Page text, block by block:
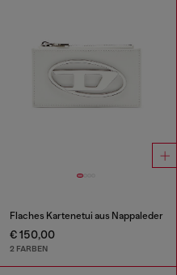
Flaches Kartenetui aus Nappaleder
€ 150,00
2 FARBEN